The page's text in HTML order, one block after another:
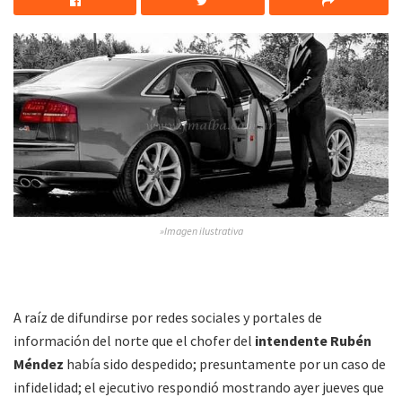
»Imagen ilustrativa
A raíz de difundirse por redes sociales y portales de
información del norte que el chofer del intendente Rubén
Méndez había sido despedido; presuntamente por un caso de
infidelidad; el ejecutivo respondió mostrando ayer jueves que